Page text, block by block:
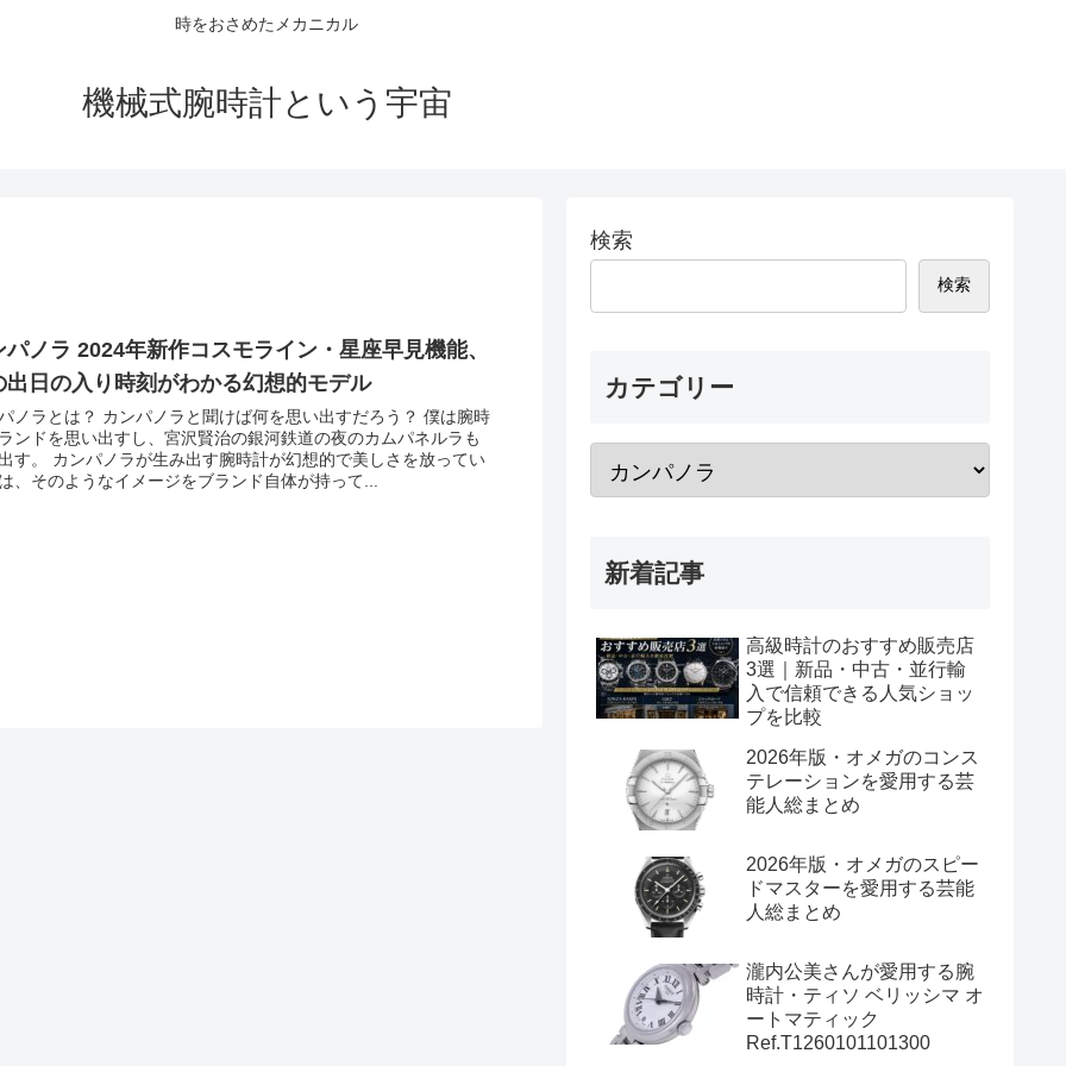
時をおさめたメカニカル
機械式腕時計という宇宙
パノラ 2024年新作コスモライン・星座早見機能、
出日の入り時刻がわかる幻想的モデル
ノラとは？ カンパノラと聞けば何を思い出すだろう？ 僕は腕時
ンドを思い出すし、宮沢賢治の銀河鉄道の夜のカムパネルラも
す。 カンパノラが生み出す腕時計が幻想的で美しさを放ってい
、そのようなイメージをブランド自体が持って...
検索
検索
カテゴリー
新着記事
高級時計のおすすめ販売店
3選｜新品・中古・並行輸
入で信頼できる人気ショッ
プを比較
2026年版・オメガのコンス
テレーションを愛用する芸
能人総まとめ
2026年版・オメガのスピー
ドマスターを愛用する芸能
人総まとめ
瀧内公美さんが愛用する腕
時計・ティソ ベリッシマ オ
ートマティック
Ref.T1260101101300